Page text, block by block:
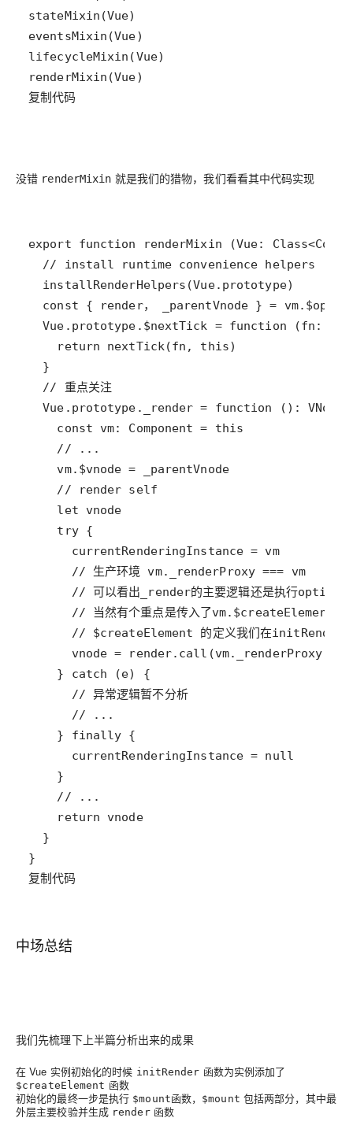
复制代码
没错 renderMixin 就是我们的猎物，我们看看其中代码实现
    vm.$vnode = _parentVnode
      currentRenderingInstance = vm
      // 生产环境 vm._renderProxy === vm
      // 异常逻辑暂不分析
    return vnode
复制代码
中场总结
我们先梳理下上半篇分析出来的成果
在 Vue 实例初始化的时候 initRender 函数为实例添加了
$createElement 函数
初始化的最终一步是执行 $mount函数， $mount 包括两部分，其中最
外层主要校验并生成 render函数